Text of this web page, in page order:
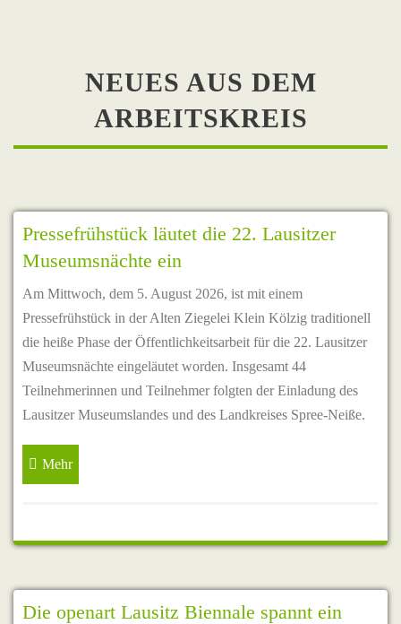
NEUES AUS DEM
ARBEITSKREIS
Pressefrühstück läutet die 22. Lausitzer
Museumsnächte ein
Am Mittwoch, dem 5. August 2026, ist mit einem
Pressefrühstück in der Alten Ziegelei Klein Kölzig traditionell
die heiße Phase der Öffentlichkeitsarbeit für die 22. Lausitzer
Museumsnächte eingeläutet worden. Insgesamt 44
Teilnehmerinnen und Teilnehmer folgten der Einladung des
Lausitzer Museumslandes und des Landkreises Spree-Neiße.
Mehr
Die openart Lausitz Biennale spannt ein